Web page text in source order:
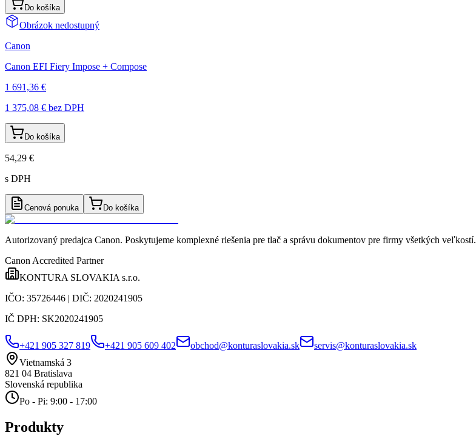
Do košíka
Obrázok nedostupný
Canon
Canon EFI Fiery Impose + Compose
1 691,36 €
1 375,08 € bez DPH
Do košíka
54,29 €
s DPH
Cenová ponuka Do košíka
Autorizovaný predajca Canon. Poskytujeme komplexné riešenia pre tlač a správu dokumentov pre firmy všetkých veľkostí.
Canon Accredited Partner
KONTURA SLOVAKIA s.r.o.
IČO: 35726446 | DIČ: 2020241905
IČ DPH: SK2020241905
+421 905 327 819 +421 905 609 402 obchod@konturaslovakia.sk
servis@konturaslovakia.sk
Vietnamská 3
821 04 Bratislava
Slovenská republika
Po - Pi: 9:00 - 17:00
Produkty